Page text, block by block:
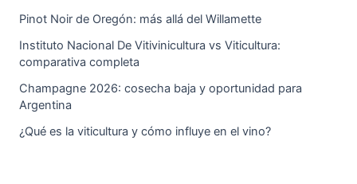
Pinot Noir de Oregón: más allá del Willamette
Instituto Nacional De Vitivinicultura vs Viticultura:
comparativa completa
Champagne 2026: cosecha baja y oportunidad para
Argentina
¿Qué es la viticultura y cómo influye en el vino?